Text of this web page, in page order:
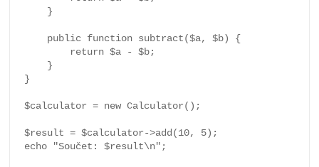
}
$calculator = new Calculator();
$result = $calculator->add(10, 5);
echo "Součet: $result\n";